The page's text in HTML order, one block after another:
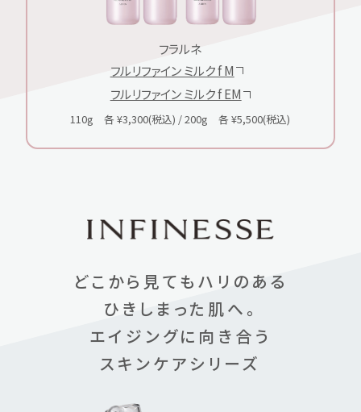
フラルネ
フルリファイン ミルク f M
フルリファイン ミルク f EM
110g 各 ¥3,300(税込) / 200g 各 ¥5,500(税込)
どこから見てもハリのある
ひきしまった肌へ。
エイジングに向き合う
スキンケアシリーズ